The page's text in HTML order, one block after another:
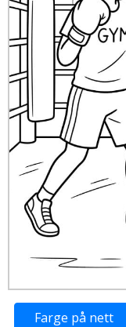
Farge på nett